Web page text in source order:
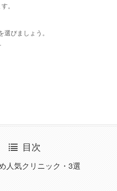
。
びましょう。
目次
人気クリニック・3選